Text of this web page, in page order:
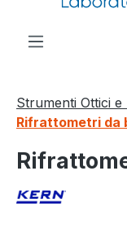
Strumenti Ottici
Rifrattometri da